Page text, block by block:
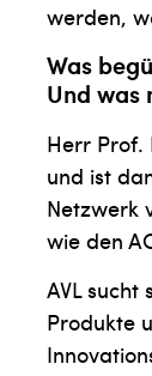
werden,
Was
Und was
Herr Prof.
und ist
Netzwerk
wie den
AVL
Produkte